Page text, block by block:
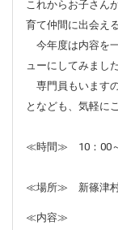
これからお子さん
育て仲間に出会え
今年度は内容を
ューにしてみまし
専門員もいます
となども、気軽に
≪時間≫ 10：00
≪場所≫ 新篠津村
≪内容≫